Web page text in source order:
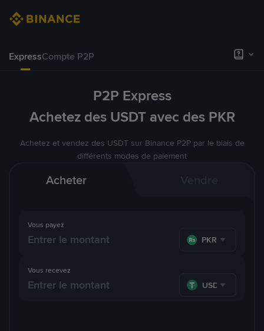
ExpressCompte P2P
P2P Express
Achetez des USDT avec des PKR
Achetez et vendez des USDT sur Binance P2P par le biais de
différents modes de paiement
Acheter
Vous payez
PKR
Vous recevez
USDT